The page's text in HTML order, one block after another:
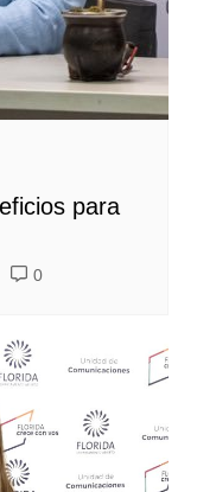
para
0